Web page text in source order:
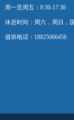
周一至周五：8:30-17:30
休息时间：周六，周日，
值班电话：18825066456